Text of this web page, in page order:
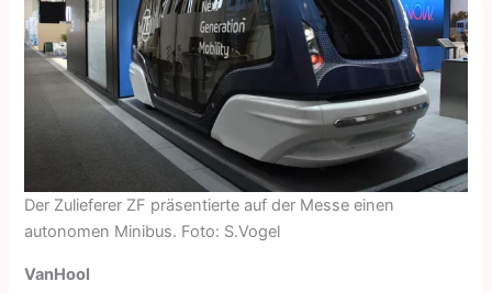
Der Zulieferer ZF präsentierte auf der Messe einen
autonomen Minibus. Foto: S.Vogel
VanHool